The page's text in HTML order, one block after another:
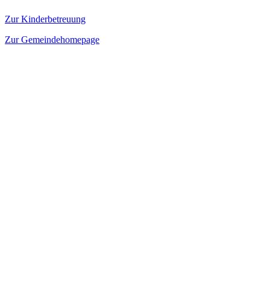
Zur Kinderbetreuung
Zur Gemeindehomepage